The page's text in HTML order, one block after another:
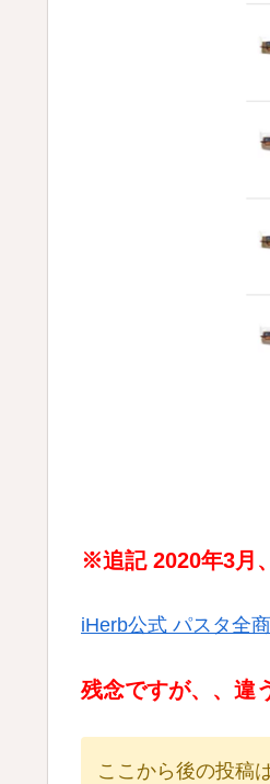
※追記 2020年3月
iHerb公式 パスタ全
残念ですが、、違
ここから後の投稿